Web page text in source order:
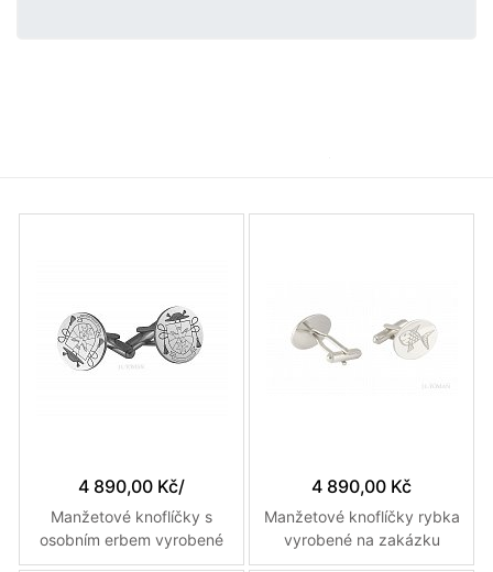
4 890,00 Kč/
Manžetové knoflíčky s
osobním erbem vyrobené
na zakázku
4 890,00 Kč
Manžetové knoflíčky rybka
vyrobené na zakázku